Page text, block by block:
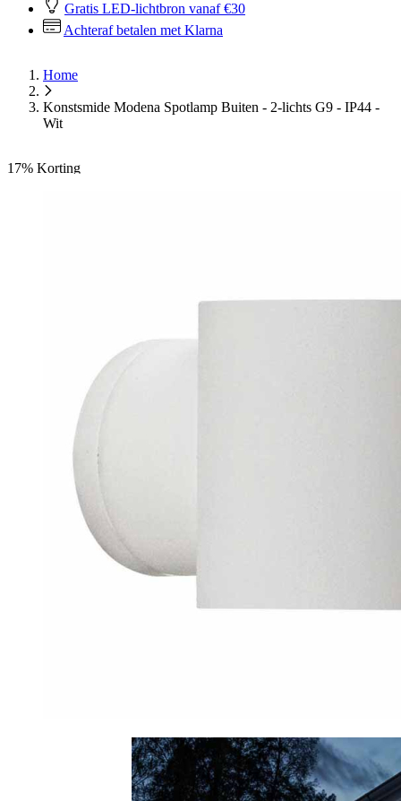
Gratis LED-lichtbron vanaf €30
Achteraf betalen met Klarna
Home
Konstsmide Modena Spotlamp Buiten - 2-lichts G9 - IP44 -
Wit
17% Korting